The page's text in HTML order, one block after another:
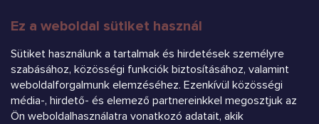
Ez a weboldal sütiket használ
Sütiket használunk a tartalmak és hirdetések személyre
szabásához, közösségi funkciók biztosításához, valamint
weboldalforgalmunk elemzéséhez. Ezenkívül közösségi
média-, hirdető- és elemező partnereinkkel megosztjuk az
Ön weboldalhasználatra vonatkozó adatait, akik
FELIRATKOZÁS